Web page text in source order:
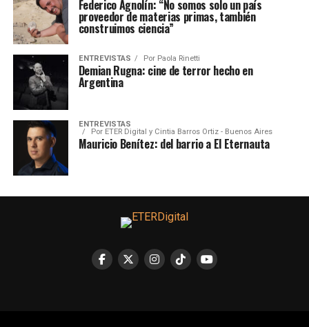
Federico Agnolín: “No somos solo un país
proveedor de materias primas, también
construimos ciencia”
ENTREVISTAS Por Paola Rinetti
Demian Rugna: cine de terror hecho en
Argentina
ENTREVISTAS
Por ETER Digital y Cintia Barros Ortiz - Buenos Aires
Mauricio Benítez: del barrio a El Eternauta